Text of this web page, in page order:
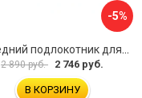
-5%
Передний подлокотник для KIA Rio 4 2017-н.в. AVTOLIDER1 PP-KIA-Rio-4-02
2 890 руб. 2 746 руб.
В КОРЗИНУ